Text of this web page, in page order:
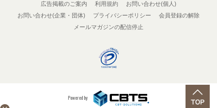
広告掲載のご案内
利用規約
お問い合わせ(個人)
お問い合わせ(企業・団体)
プライバシーポリシー
会員登録の解除
メールマガジンの配信停止
Powered by